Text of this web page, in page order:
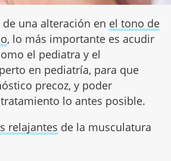
una alteración en el tono de
, lo más importante es acudir
el pediatra y el
en pediatría, para que
precoz, y poder
lo antes posible.
relajantes de la musculatura